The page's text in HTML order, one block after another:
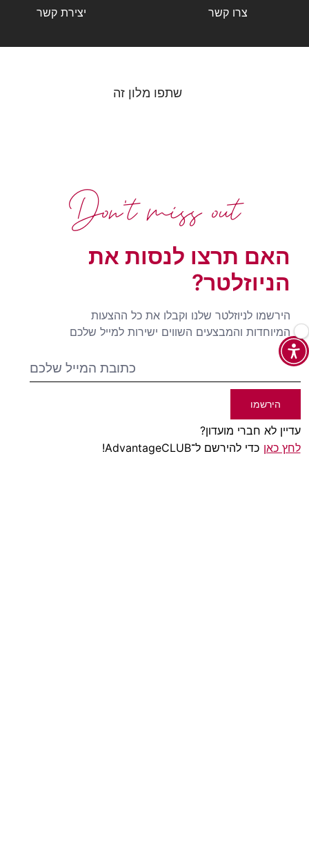
צרו קשר יצירת קשר
שתפו מלון זה
האם תרצו לנסות את
הניוזלטר?
הירשמו לניוזלטר שלנו וקבלו את כל ההצעות
המיוחדות והמבצעים השווים ישירות למייל שלכם
הירשמו
עדיין לא חברי מועדון?
לחץ כאן כדי להירשם ל־AdvantageCLUB!
Don't miss out